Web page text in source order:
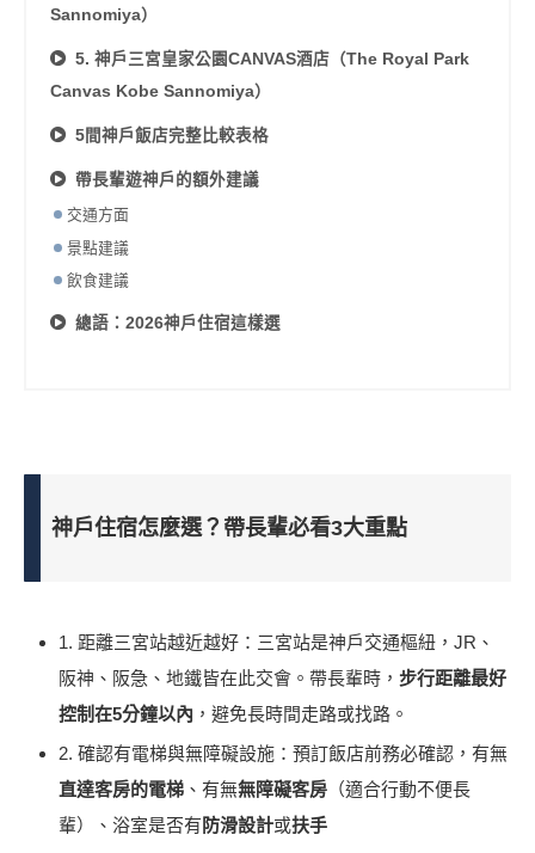
Sannomiya）
5. 神戶三宮皇家公園CANVAS酒店（The Royal Park
Canvas Kobe Sannomiya）
5間神戶飯店完整比較表格
帶長輩遊神戶的額外建議
交通方面
景點建議
飲食建議
總語：2026神戶住宿這樣選
神戶住宿怎麼選？帶長輩必看3大重點
1. 距離三宮站越近越好：三宮站是神戶交通樞紐，JR、
阪神、阪急、地鐵皆在此交會。帶長輩時， 步行距離最好
控制在5分鐘以內 ，避免長時間走路或找路。
2. 確認有電梯與無障礙設施：預訂飯店前務必確認，有無
直達客房的電梯 、有無無障礙客房 （適合行動不便長
輩）、浴室是否有 防滑設計或扶手